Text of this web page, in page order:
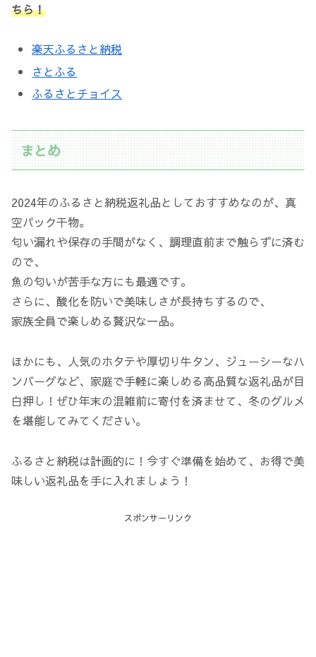
ちら！
楽天ふるさと納税
さとふる
ふるさとチョイス
まとめ
2024年のふるさと納税返礼品としておすすめなのが、真
空パック干物。
匂い漏れや保存の手間がなく、調理直前まで触らずに済む
ので、
魚の匂いが苦手な方にも最適です。
さらに、酸化を防いで美味しさが長持ちするので、
家族全員で楽しめる贅沢な一品。
ほかにも、人気のホタテや厚切り牛タン、ジューシーなハ
ンバーグなど、家庭で手軽に楽しめる高品質な返礼品が目
白押し！ぜひ年末の混雑前に寄付を済ませて、冬のグルメ
を堪能してみてください。
ふるさと納税は計画的に！今すぐ準備を始めて、お得で美
味しい返礼品を手に入れましょう！
スポンサーリンク